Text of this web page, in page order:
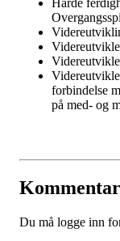
Harde
forbindelse
på med- og
Du må logge inn